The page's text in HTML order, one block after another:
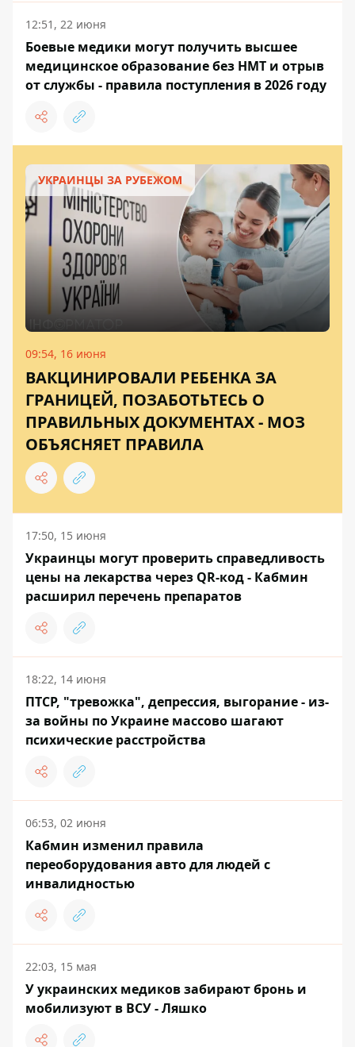
12:51, 22 июня
Боевые медики могут получить высшее
медицинское образование без НМТ и отрыв
от службы - правила поступления в 2026 году
УКРАИНЦЫ ЗА РУБЕЖОМ
09:54, 16 июня
ВАКЦИНИРОВАЛИ РЕБЕНКА ЗА
ГРАНИЦЕЙ, ПОЗАБОТЬТЕСЬ О
ПРАВИЛЬНЫХ ДОКУМЕНТАХ - МОЗ
ОБЪЯСНЯЕТ ПРАВИЛА
17:50, 15 июня
Украинцы могут проверить справедливость
цены на лекарства через QR-код - Кабмин
расширил перечень препаратов
18:22, 14 июня
ПТСР, "тревожка", депрессия, выгорание - из-
за войны по Украине массово шагают
психические расстройства
06:53, 02 июня
Кабмин изменил правила
переоборудования авто для людей с
инвалидностью
22:03, 15 мая
У украинских медиков забирают бронь и
мобилизуют в ВСУ - Ляшко